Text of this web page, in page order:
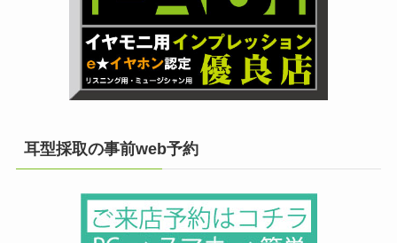
耳型採取の事前web予約